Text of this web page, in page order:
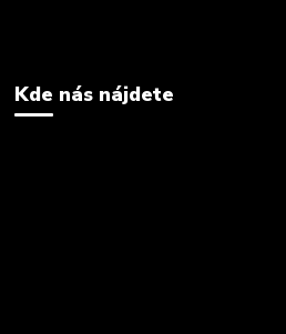
Kde nás nájdete